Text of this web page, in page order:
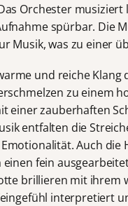
Orchester
spürbar. Die
Musik, was zu einer
und reiche Klang
zu einem
einer zauberhaften
entfalten die
Auch die
fein
brillieren mit ihrem
interpretiert